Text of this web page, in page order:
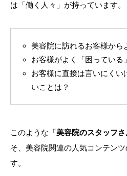
は「働く人々」が持っています。
美容院に訪れるお客様から
お客様がよく「困っている
お客様に直接は言いにくい
いことは？
このような「美容院のスタッフ
そ、美容院関連の人気コンテン
す。